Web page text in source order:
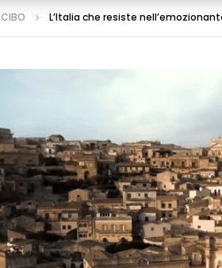
CIBO L’Italia che resiste